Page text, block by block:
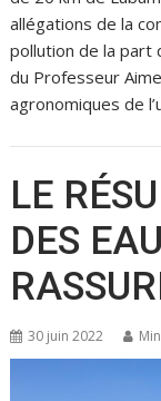
allégations de la
pollution de la part
du Professeur
agronomiques de
LE
DES
30 juin 2022